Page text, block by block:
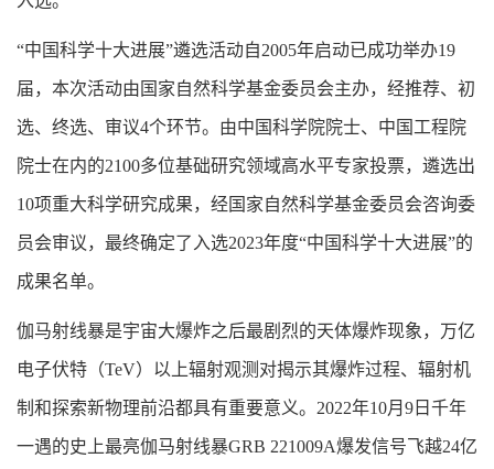
“中国科学十大进展”遴选活动自2005年启动已成功举办19
届，本次活动由国家自然科学基金委员会主办，经推荐、初
选、终选、审议4个环节。由中国科学院院士、中国工程院
院士在内的2100多位基础研究领域高水平专家投票，遴选出
10项重大科学研究成果，经国家自然科学基金委员会咨询委
员会审议，最终确定了入选2023年度“中国科学十大进展”的
成果名单。
伽马射线暴是宇宙大爆炸之后最剧烈的天体爆炸现象，万亿
电子伏特（TeV）以上辐射观测对揭示其爆炸过程、辐射机
制和探索新物理前沿都具有重要意义。2022年10月9日千年
一遇的史上最亮伽马射线暴GRB 221009A爆发信号飞越24亿